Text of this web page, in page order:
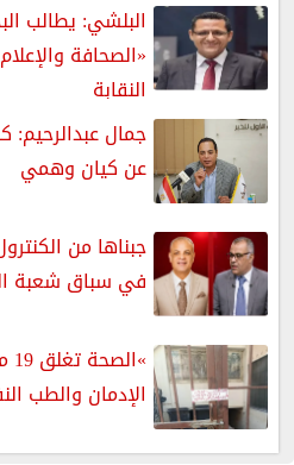
البلشي: يطالب
«الصحافة
النقابة
جمال عبدالرحيم:
عن كيان وهمي
جبناها من
في سباق شعبة
الإدمان والطب